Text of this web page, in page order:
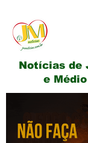
Notícias de
e